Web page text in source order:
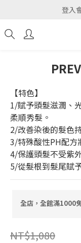
登入
【特色】
1/賦予頭髮滋潤、
柔順秀髮。
2/改善染後的髮色
3/特殊酸性PH配方
4/保護頭髮不受紫
5/從髮根到髮尾賦
全店，全館滿1000
NT$1,080